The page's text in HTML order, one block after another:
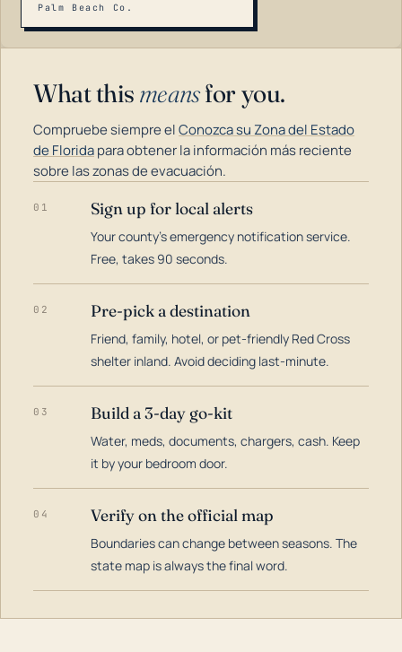
Palm Beach Co.
What this meansfor you.
Compruebe siempre elConozca su Zona del Estado
de Floridapara obtener la información más reciente
sobre las zonas de evacuación.
01 Sign up for local alerts
Your county's emergency notification service.
Free, takes 90 seconds.
02 Pre-pick a destination
Friend, family, hotel, or pet-friendly Red Cross
shelter inland. Avoid deciding last-minute.
03 Build a 3-day go-kit
Water, meds, documents, chargers, cash. Keep
it by your bedroom door.
04 Verify on the official map
Boundaries can change between seasons. The
state map is always the final word.